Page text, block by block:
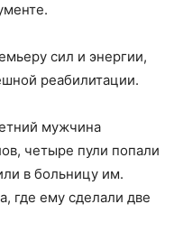
сил и энергии,
реабилитации.
мужчина
четыре пули попали
в больницу им.
где ему сделали две